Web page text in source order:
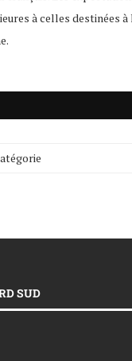
à celles destinées à
SUD